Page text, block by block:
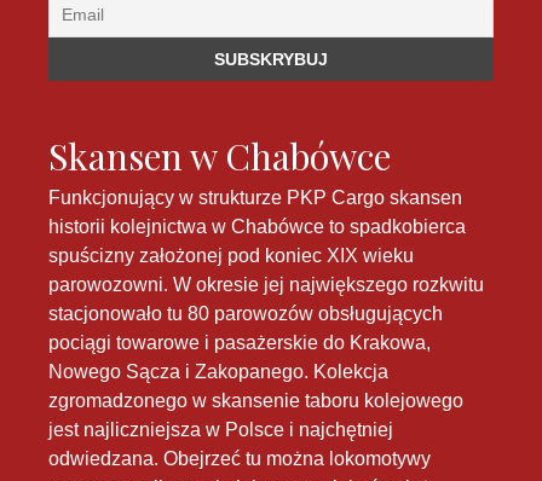
Skansen w Chabówce
Funkcjonujący w strukturze PKP Cargo skansen
historii kolejnictwa w Chabówce to spadkobierca
spuścizny założonej pod koniec XIX wieku
parowozowni. W okresie jej największego rozkwitu
stacjonowało tu 80 parowozów obsługujących
pociągi towarowe i pasażerskie do Krakowa,
Nowego Sącza i Zakopanego. Kolekcja
zgromadzonego w skansenie taboru kolejowego
jest najliczniejsza w Polsce i najchętniej
odwiedzana. Obejrzeć tu można lokomotywy